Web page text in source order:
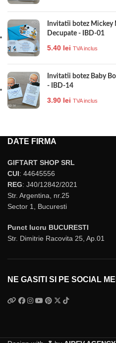
Invitatii botez Mickey
Decupate - IBD-01
5.40 lei TVA inclus
Invitatii botez Baby
- IBD-14
3.90 lei TVA inclus
DATE FIRMA
GIFTART SHOP SRL
CUI: 44645556
REG: J40/12842/2021
Str. Argentina, nr.25
Sector 1, Bucuresti
Punct lucru BUCURESTI
Str. Dimitrie Racovita 25, Ap.01
NE GASITI SI PE SOCIAL